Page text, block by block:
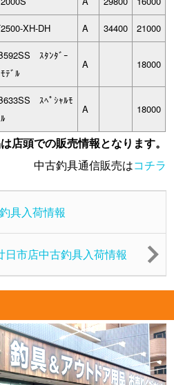
XH-DH A 34400 21000
ｽﾀﾝﾀﾞｰ
ﾃﾞﾙ
A 18000
ｽﾍﾟｼｬﾙﾓ
A 18000
店頭での販売情報となります。
中古釣具通信販売はコチラ
具入荷情報
日市店中古釣具入荷情報